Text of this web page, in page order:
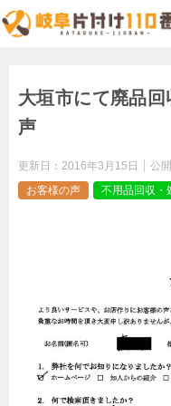
大垣市にて廃品
声
更新日： 2016年3月15日 公
お客様の声
不用品回収・